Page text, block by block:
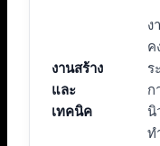
งานสร้าง
และ
เทคนิค
ง
ค
ร
ก
นิ
ท